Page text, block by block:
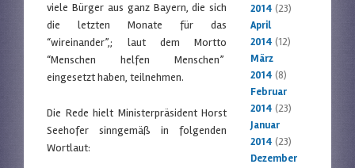
viele Bürger aus ganz Bayern, die sich
die letzten Monate für das
“wireinander”,; laut dem Mortto
“Menschen helfen Menschen”
eingesetzt haben, teilnehmen.
Die Rede hielt Ministerpräsident Horst
Seehofer sinngemäß in folgenden
Wortlaut:
2014 (23)
April
2014 (12)
März
2014 (8)
Februar
2014 (23)
Januar
2014 (23)
Dezember